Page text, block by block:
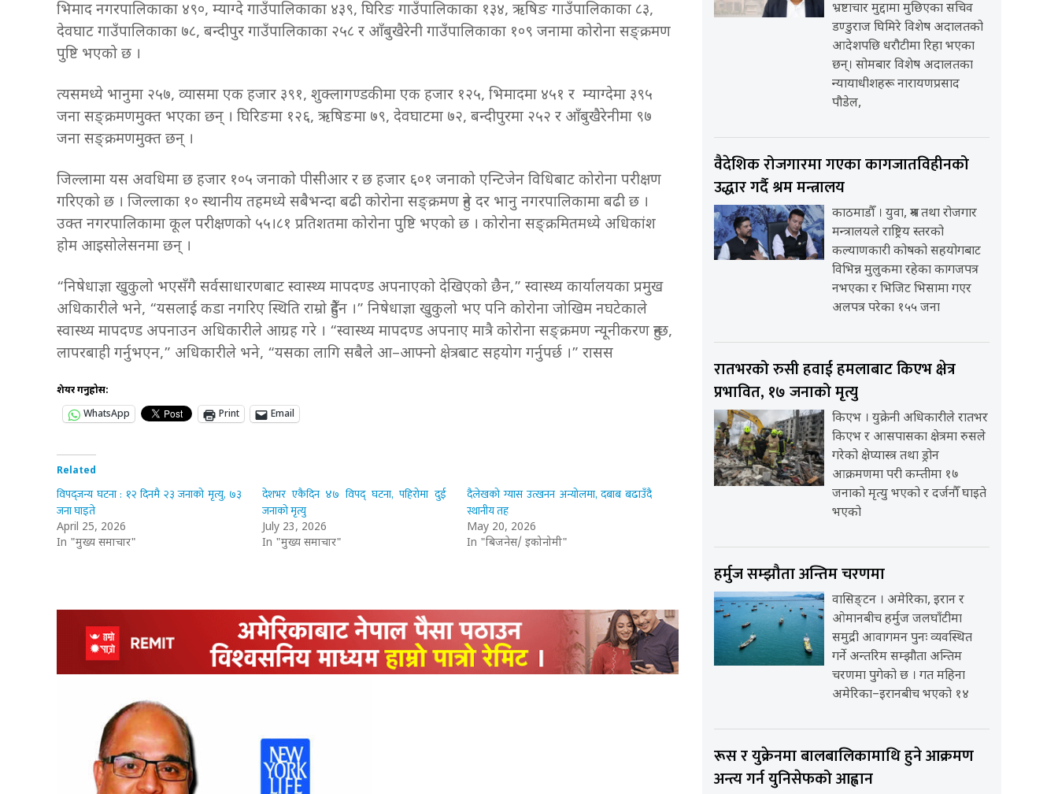
भिमाद नगरपालिकाका ४९०, म्याग्दे गाउँपालिकाका ४३९, घिरिङ गाउँपालिकाका १३४, ऋषिङ गाउँपालिकाका ८३,
देवघाट गाउँपालिकाका ७८, बन्दीपुर गाउँपालिकाका २५८ र आँबुखैरेनी गाउँपालिकाका १०९ जनामा कोरोना सङ्क्रमण
पुष्टि भएको छ ।
त्यसमध्ये भानुमा २५७, व्यासमा एक हजार ३९१, शुक्लागण्डकीमा एक हजार १२५, भिमादमा ४५१ र म्याग्देमा ३९५
जना सङ्क्रमणमुक्त भएका छन् । घिरिङमा १२६, ऋषिङमा ७९, देवघाटमा ७२, बन्दीपुरमा २५२ र आँबुखैरेनीमा ९७
जना सङ्क्रमणमुक्त छन् ।
जिल्लामा यस अवधिमा छ हजार १०५ जनाको पीसीआर र छ हजार ६०१ जनाको एन्टिजेन विधिबाट कोरोना परीक्षण
गरिएको छ । जिल्लाका १० स्थानीय तहमध्ये सबैभन्दा बढी कोरोना सङ्क्रमण हुने दर भानु नगरपालिकामा बढी छ ।
उक्त नगरपालिकामा कूल परीक्षणको ५५।८१ प्रतिशतमा कोरोना पुष्टि भएको छ । कोरोना सङ्क्रमितमध्ये अधिकांश
होम आइसोलेसनमा छन् ।
“निषेधाज्ञा खुकुलो भएसँगै सर्वसाधारणबाट स्वास्थ्य मापदण्ड अपनाएको देखिएको छैन,” स्वास्थ्य कार्यालयका प्रमुख
अधिकारीले भने, “यसलाई कडा नगरिए स्थिति राम्रो हुँदैन ।” निषेधाज्ञा खुकुलो भए पनि कोरोना जोखिम नघटेकाले
स्वास्थ्य मापदण्ड अपनाउन अधिकारीले आग्रह गरे । “स्वास्थ्य मापदण्ड अपनाए मात्रै कोरोना सङ्क्रमण न्यूनीकरण हुन्छ,
लापरबाही गर्नुभएन,” अधिकारीले भने, “यसका लागि सबैले आ–आफ्नो क्षेत्रबाट सहयोग गर्नुपर्छ ।” रासस
शेयर गर्नुहोस:
WhatsApp
Print Email
Related
विपद्जन्य घटना : १२ दिनमै २३ जनाको मृत्यु, ७३
जना घाइते
April 25, 2026
In "मुख्य समाचार"
देशभर एकैदिन ४७ विपद् घटना, पहिरोमा दुई
जनाको मृत्यु
July 23, 2026
In "मुख्य समाचार"
दैलेखको ग्यास उत्खनन अन्योलमा, दबाब बढाउँदै
स्थानीय तह
May 20, 2026
In "बिजनेस/ इकोनोमी"
भ्रष्टाचार मुद्दामा मुछिएका सचिव
डण्डुराज घिमिरे विशेष अदालतको
आदेशपछि धरौटीमा रिहा भएका
छन्। सोमबार विशेष अदालतका
न्यायाधीशहरू नारायणप्रसाद
पौडेल,
वैदेशिक रोजगारमा गएका कागजातविहीनको
उद्धार गर्दै श्रम मन्त्रालय
काठमाडौँ । युवा, श्रम तथा रोजगार
मन्त्रालयले राष्ट्रिय स्तरको
कल्याणकारी कोषको सहयोगबाट
विभिन्न मुलुकमा रहेका कागजपत्र
नभएका र भिजिट भिसामा गएर
अलपत्र परेका १५५ जना
रातभरको रुसी हवाई हमलाबाट किएभ क्षेत्र
प्रभावित, १७ जनाको मृत्यु
किएभ । युक्रेनी अधिकारीले रातभर
किएभ र आसपासका क्षेत्रमा रुसले
गरेको क्षेप्यास्त्र तथा ड्रोन
आक्रमणमा परी कम्तीमा १७
जनाको मृत्यु भएको र दर्जनौँ घाइते
भएको
हर्मुज सम्झौता अन्तिम चरणमा
वासिङ्टन । अमेरिका, इरान र
ओमानबीच हर्मुज जलघाँटीमा
समुद्री आवागमन पुनः व्यवस्थित
गर्ने अन्तरिम सम्झौता अन्तिम
चरणमा पुगेको छ । गत महिना
अमेरिका–इरानबीच भएको १४
रूस र युक्रेनमा बालबालिकामाथि हुने आक्रमण
अन्त्य गर्न युनिसेफको आह्वान